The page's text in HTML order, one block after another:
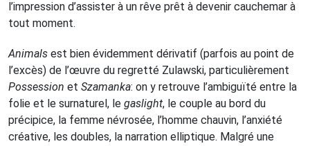
l’impression d’assister à un rêve prêt à devenir cauchemar à
tout moment.
Animals est bien évidemment dérivatif (parfois au point de
l’excès) de l’œuvre du regretté Zulawski, particulièrement
Possession et Szamanka: on y retrouve l’ambiguïté entre la
folie et le surnaturel, le gaslight, le couple au bord du
précipice, la femme névrosée, l’homme chauvin, l’anxiété
créative, les doubles, la narration elliptique. Malgré une